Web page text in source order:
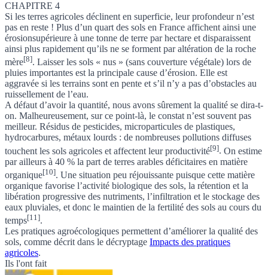
CHAPITRE 4
Si les terres agricoles déclinent en superficie, leur profondeur n’est
pas en reste ! Plus d’un quart des sols en France affichent ainsi une
érosionsupérieure à une tonne de terre par hectare et disparaissent
ainsi plus rapidement qu’ils ne se forment par altération de la roche
mère[8]. Laisser les sols « nus » (sans couverture végétale) lors de
pluies importantes est la principale cause d’érosion. Elle est
aggravée si les terrains sont en pente et s’il n’y a pas d’obstacles au
ruissellement de l’eau.
A défaut d’avoir la quantité, nous avons sûrement la qualité se dira-t-
on. Malheureusement, sur ce point-là, le constat n’est souvent pas
meilleur. Résidus de pesticides, microparticules de plastiques,
hydrocarbures, métaux lourds : de nombreuses pollutions diffuses
touchent les sols agricoles et affectent leur productivité[9]. On estime
par ailleurs à 40 % la part de terres arables déficitaires en matière
organique[10]. Une situation peu réjouissante puisque cette matière
organique favorise l’activité biologique des sols, la rétention et la
libération progressive des nutriments, l’infiltration et le stockage des
eaux pluviales, et donc le maintien de la fertilité des sols au cours du
temps[11].
Les pratiques agroécologiques permettent d’améliorer la qualité des
sols, comme décrit dans le décryptage Impacts des pratiques
agricoles.
Ils l'ont fait